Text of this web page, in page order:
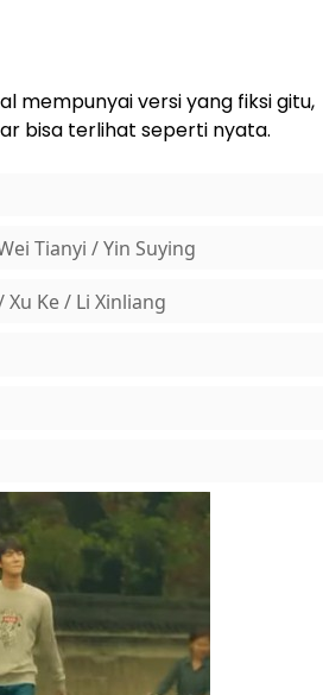
mempunyai versi yang fiksi gitu,
bisa terlihat seperti nyata.
Tianyi / Yin Suying
Ke / Li Xinliang